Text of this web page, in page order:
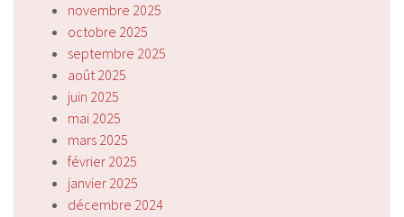
novembre 2025
octobre 2025
septembre 2025
août 2025
juin 2025
mai 2025
mars 2025
février 2025
janvier 2025
décembre 2024